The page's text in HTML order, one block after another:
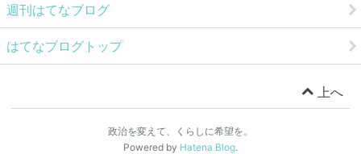
週刊はてなブログ
はてなブログトップ
上へ
政治を変えて、くらしに希望を。
Powered by Hatena Blog.